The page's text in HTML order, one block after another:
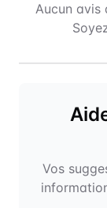
Aucun avis
Vos